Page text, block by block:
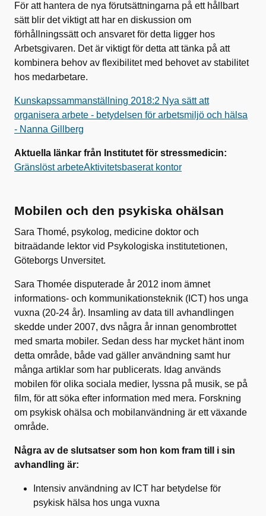
För att hantera de nya förutsättningarna på ett hållbart
sätt blir det viktigt att har en diskussion om
förhållningssätt och ansvaret för detta ligger hos
Arbetsgivaren. Det är viktigt för detta att tänka på att
kombinera behov av flexibilitet med behovet av stabilitet
hos medarbetare.
Kunskapssammanställning 2018:2 Nya sätt att
organisera arbete - betydelsen för arbetsmiljö och hälsa
- Nanna Gillberg
Aktuella länkar från Institutet för stressmedicin:
Gränslöst arbeteAktivitetsbaserat kontor
Mobilen och den psykiska ohälsan
Sara Thomé, psykolog, medicine doktor och
bitraädande lektor vid Psykologiska institutetionen,
Göteborgs Unversitet.
Sara Thomée disputerade år 2012 inom ämnet
informations- och kommunikationsteknik (ICT) hos unga
vuxna (20-24 år). Insamling av data till avhandlingen
skedde under 2007, dvs några år innan genombrottet
med smarta mobiler. Sedan dess har mycket hänt inom
detta område, både vad gäller användning samt hur
många artiklar som har publicerats. Idag används
mobilen för olika sociala medier, lyssna på musik, se på
film, för att söka efter information med mera. Forskning
om psykisk ohälsa och mobilanvändning är ett växande
område.
Några av de slutsatser som hon kom fram till i sin
avhandling är:
Intensiv användning av ICT har betydelse för
psykisk hälsa hos unga vuxna